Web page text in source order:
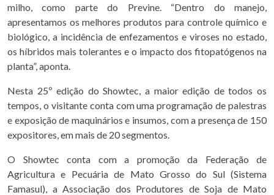
milho, como parte do Previne. “Dentro do manejo,
apresentamos os melhores produtos para controle químico e
biológico, a incidência de enfezamentos e viroses no estado,
os híbridos mais tolerantes e o impacto dos fitopatógenos na
planta”, aponta.
Nesta 25º edição do Showtec, a maior edição de todos os
tempos, o visitante conta com uma programação de palestras
e exposição de maquinários e insumos, com a presença de 150
expositores, em mais de 20 segmentos.
O Showtec conta com a promoção da Federação de
Agricultura e Pecuária de Mato Grosso do Sul (Sistema
Famasul), a Associação dos Produtores de Soja de Mato